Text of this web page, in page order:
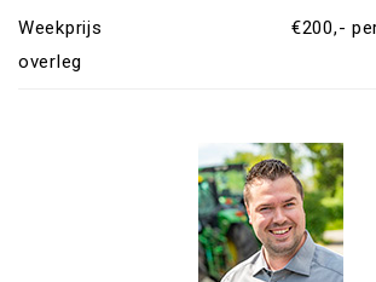
Weekprijs
€200,-
overleg